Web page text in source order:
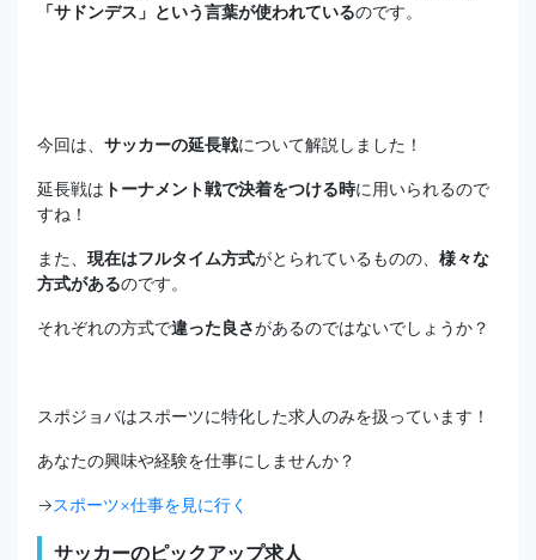
「サドンデス」という言葉が使われているのです。
今回は、 サッカーの延長戦について解説しました！
延長戦は トーナメント戦で決着をつける時に用いられるので
すね！
また、 現在はフルタイム方式がとられているものの、 様々な
方式があるのです。
それぞれの方式で違った良さがあるのではないでしょうか？
スポジョバはスポーツに特化した求人のみを扱っています！
あなたの興味や経験を仕事にしませんか？
→スポーツ×仕事を見に行く
サッカーのピックアップ求人